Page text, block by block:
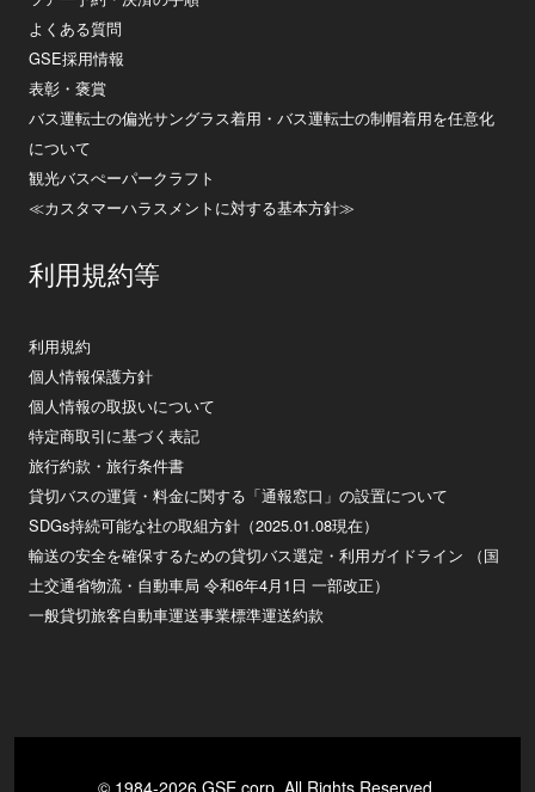
よくある質問
GSE採用情報
表彰・褒賞
バス運転士の偏光サングラス着用・バス運転士の制帽着用を任意化
について
観光バスぺーパークラフト
≪カスタマーハラスメントに対する基本方針≫
利用規約等
利用規約
個人情報保護方針
個人情報の取扱いについて
特定商取引に基づく表記
旅行約款・旅行条件書
貸切バスの運賃・料金に関する「通報窓口」の設置について
SDGs持続可能な社の取組方針（2025.01.08現在）
輸送の安全を確保するための貸切バス選定・利用ガイドライン （国
土交通省物流・自動車局 令和6年4月1日 一部改正）
一般貸切旅客自動車運送事業標準運送約款